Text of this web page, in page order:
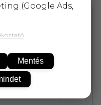
(Google Ads,
Mentés